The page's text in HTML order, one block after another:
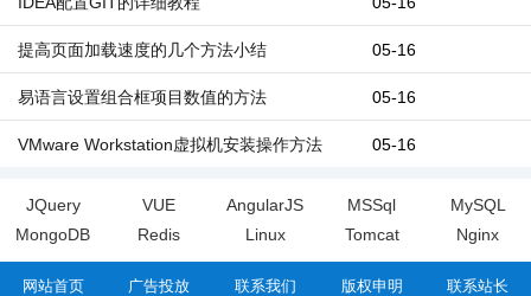
05-16
提高页面加载速度的几个方法小结
05-16
易语言设置组合框项目数值的方法
05-16
VMware Workstation虚拟机安装操作方法
JQuery VUE AngularJS MSSql
MySQL
MongoDB
Redis Linux Tomcat Nginx
网站首页 广告投放 联系我们 版权申明 联系站长